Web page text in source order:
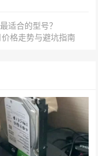
适合的型号？
格走势与避坑指南